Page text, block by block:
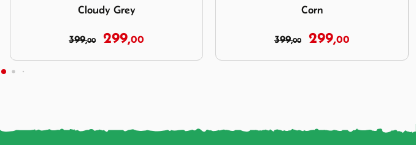
Corn
399,00 299,00
Bandung Left Sunlight
1.399,00 999,00